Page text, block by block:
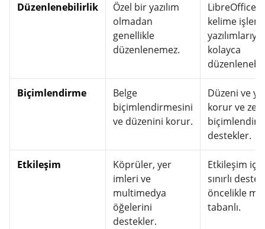
Düzenlenebilirlik
Özel bir yazılım
olmadan
genellikle
düzenlenemez.
LibreOffice
kelime işlem
yazılımlarıyla
kolayca
Biçimlendirme
Belge
biçimlendirmesini
ve düzenini korur.
Düzeni ve
korur ve
destekler.
Etkileşim
Köprüler, yer
imleri ve
multimedya
öğelerini
destekler.
Etkileşim için
sınırlı
öncelikle
tabanlı.